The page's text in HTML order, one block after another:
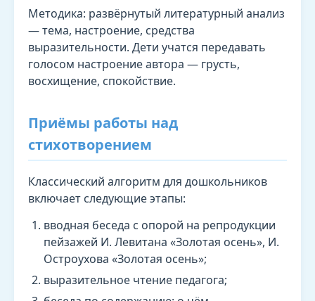
Методика: развёрнутый литературный анализ
— тема, настроение, средства
выразительности. Дети учатся передавать
голосом настроение автора — грусть,
восхищение, спокойствие.
Приёмы работы над
стихотворением
Классический алгоритм для дошкольников
включает следующие этапы:
вводная беседа с опорой на репродукции
пейзажей И. Левитана «Золотая осень», И.
Остроухова «Золотая осень»;
выразительное чтение педагога;